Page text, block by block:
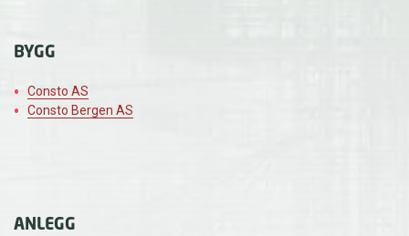
BYGG
Consto AS
Consto Bergen AS
ANLEGG